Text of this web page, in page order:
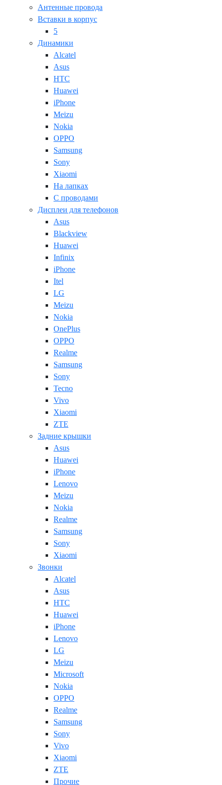
Антенные провода
Вставки в корпус
5
Динамики
Alcatel
Asus
HTC
Huawei
iPhone
Meizu
Nokia
OPPO
Samsung
Sony
Xiaomi
На лапках
С проводами
Дисплеи для телефонов
Asus
Blackview
Huawei
Infinix
iPhone
Itel
LG
Meizu
Nokia
OnePlus
OPPO
Realme
Samsung
Sony
Tecno
Vivo
Xiaomi
ZTE
Задние крышки
Asus
Huawei
iPhone
Lenovo
Meizu
Nokia
Realme
Samsung
Sony
Xiaomi
Звонки
Alcatel
Asus
HTC
Huawei
iPhone
Lenovo
LG
Meizu
Microsoft
Nokia
OPPO
Realme
Samsung
Sony
Vivo
Xiaomi
ZTE
Прочие